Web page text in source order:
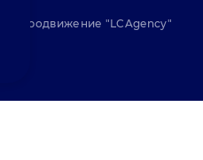
продвижение "LCAgency"